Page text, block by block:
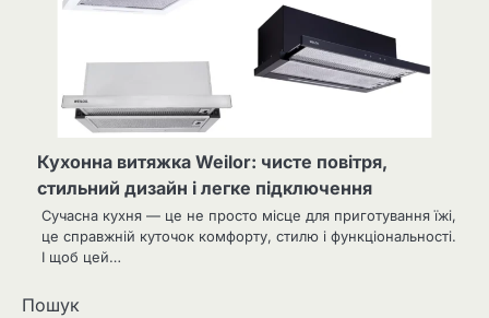
Кухонна витяжка Weilor: чисте повітря,
стильний дизайн і легке підключення
Сучасна кухня — це не просто місце для приготування їжі,
це справжній куточок комфорту, стилю і функціональності.
І щоб цей…
Пошук